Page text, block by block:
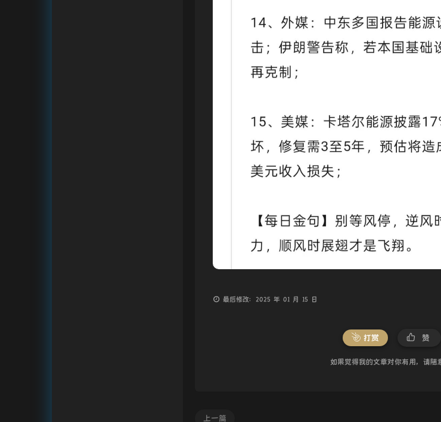
最后修改：2025 年 01 月 15 日
打赏 赞
如果觉得我的文章对你有用，请随
上一篇